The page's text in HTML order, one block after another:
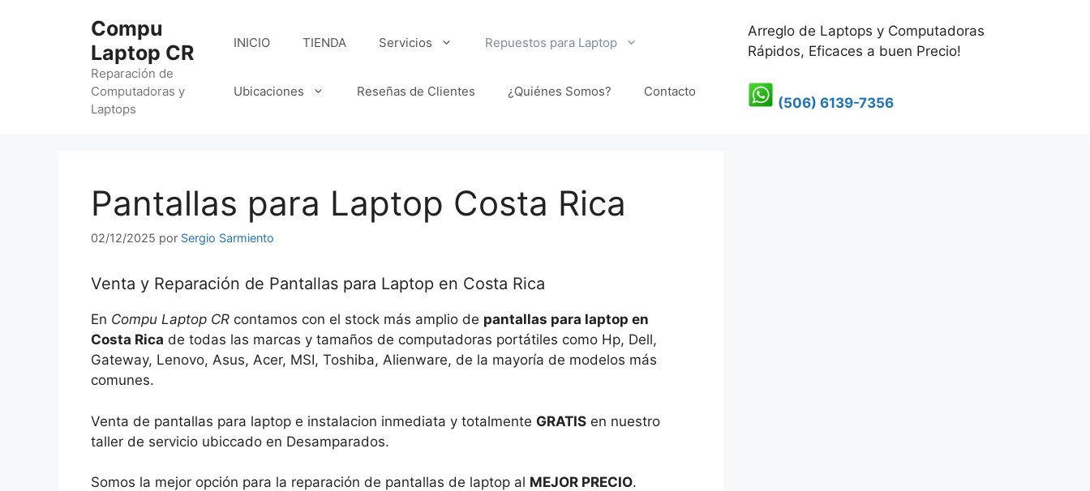
Compu
Laptop CR
Reparación de
Computadoras y
Laptops
INICIO TIENDA Servicios Repuestos para Laptop
Ubicaciones Reseñas de Clientes ¿Quiénes Somos? Contacto
Arreglo de Laptops y Computadoras
Rápidos, Eficaces a buen Precio!
(506) 6139-7356
Pantallas para Laptop Costa Rica
02/12/2025 por Sergio Sarmiento
Venta y Reparación de Pantallas para Laptop en Costa Rica
En Compu Laptop CR contamos con el stock más amplio de pantallas para laptop en
Costa Rica de todas las marcas y tamaños de computadoras portátiles como Hp, Dell,
Gateway, Lenovo, Asus, Acer, MSI, Toshiba, Alienware, de la mayoría de modelos más
comunes.
Venta de pantallas para laptop e instalacion inmediata y totalmente GRATIS en nuestro
taller de servicio ubiccado en Desamparados.
Somos la mejor opción para la reparación de pantallas de laptop al MEJOR PRECIO.